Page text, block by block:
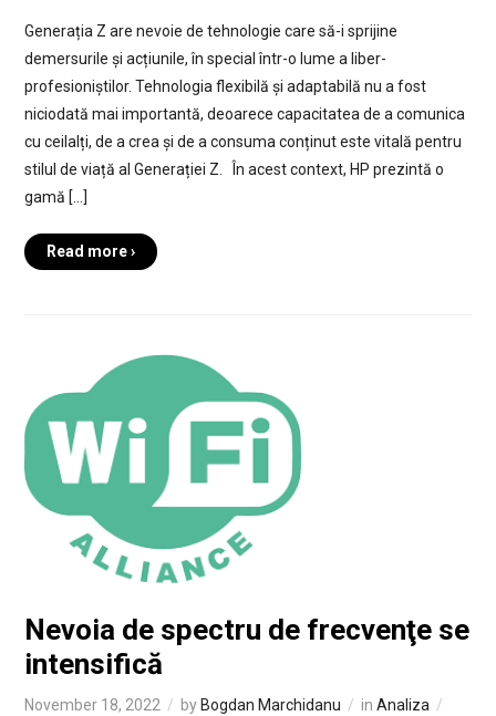
Generația Z are nevoie de tehnologie care să-i sprijine
demersurile și acțiunile, în special într-o lume a liber-
profesioniștilor. Tehnologia flexibilă și adaptabilă nu a fost
niciodată mai importantă, deoarece capacitatea de a comunica
cu ceilalți, de a crea și de a consuma conținut este vitală pentru
stilul de viață al Generației Z. În acest context, HP prezintă o
gamă […]
Read more ›
Nevoia de spectru de frecvenţe se
intensifică
November 18, 2022 by Bogdan Marchidanu in Analiza